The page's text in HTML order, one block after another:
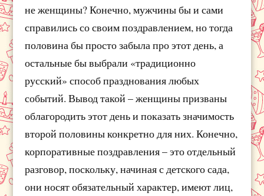
не женщины? Конечно, мужчины бы и сами
справились со своим поздравлением, но тогда
половина бы просто забыла про этот день, а
остальные бы выбрали «традиционно
русский» способ празднования любых
событий. Вывод такой – женщины призваны
облагородить этот день и показать значимость
второй половины конкретно для них. Конечно,
корпоративные поздравления – это отдельный
разговор, поскольку, начиная с детского сада,
они носят обязательный характер, имеют лиц,